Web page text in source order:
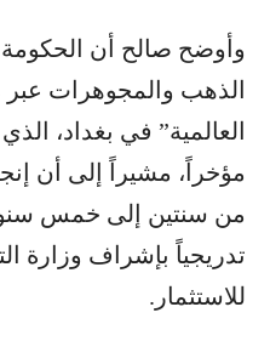
وأوضح صالح أن
الذهب والمجوهرات
العالمية” في بغداد،
مؤخراً، مشيراً إلى أن
من سنتين إلى خمس
تدريجياً بإشراف وزارة
للاستثمار.